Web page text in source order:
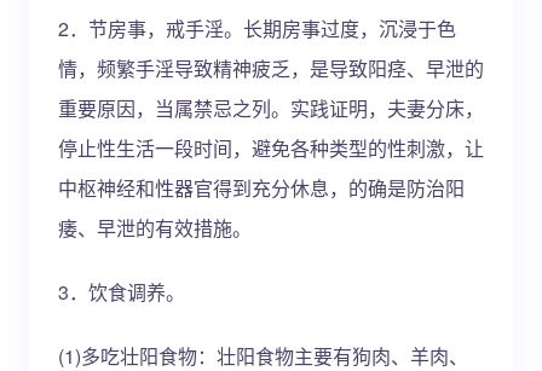
2．节房事，戒手淫。长期房事过度，沉浸于色
情，频繁手淫导致精神疲乏，是导致阳痉、早泄的
重要原因，当属禁忌之列。实践证明，夫妻分床，
停止性生活一段时间，避免各种类型的性刺激，让
中枢神经和性器官得到充分休息，的确是防治阳
痿、早泄的有效措施。
3．饮食调养。
(1)多吃壮阳食物：壮阳食物主要有狗肉、羊肉、